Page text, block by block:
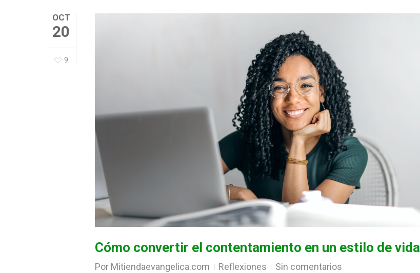
OCT
20
9
Cómo convertir el contentamiento en un estilo de vida
Por Mitiendaevangelica.com Reflexiones Sin comentarios